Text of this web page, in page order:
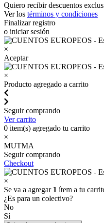
Quiero recibir descuentos
Ver los términos y condiciones
Finalizar registro
o iniciar sesión
×
Aceptar
×
Producto agregado a carrito
Seguir comprando
Ver carrito
0 item(s) agregado tu carrito
×
MUTMA
Seguir comprando
Checkout
×
Se va a agregar 1 ítem a tu
¿Es para un colectivo?
No
Sí